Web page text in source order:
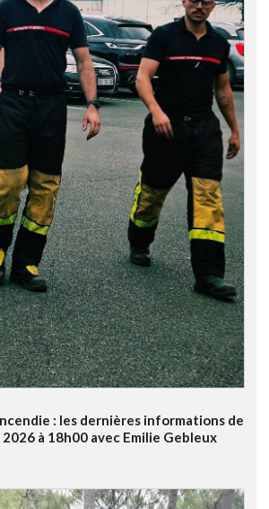
: les dernières informations de
à 18h00 avec Emilie Gebleux